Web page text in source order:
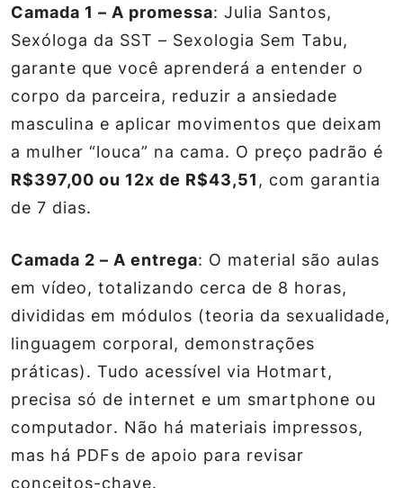
Camada 1 – A promessa: Julia Santos,
Sexóloga da SST – Sexologia Sem Tabu,
garante que você aprenderá a entender o
corpo da parceira, reduzir a ansiedade
masculina e aplicar movimentos que deixam
a mulher “louca” na cama. O preço padrão é
R$397,00 ou 12x de R$43,51 , com garantia
de 7 dias.
Camada 2 – A entrega: O material são aulas
em vídeo, totalizando cerca de 8 horas,
divididas em módulos (teoria da sexualidade,
linguagem corporal, demonstrações
práticas). Tudo acessível via Hotmart,
precisa só de internet e um smartphone ou
computador. Não há materiais impressos,
mas há PDFs de apoio para revisar
conceitos-chave.